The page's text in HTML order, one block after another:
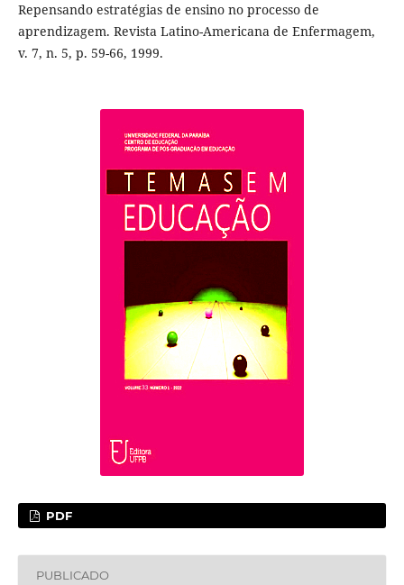
Repensando estratégias de ensino no processo de
aprendizagem. Revista Latino-Americana de Enfermagem,
v. 7, n. 5, p. 59-66, 1999.
PDF
PUBLICADO